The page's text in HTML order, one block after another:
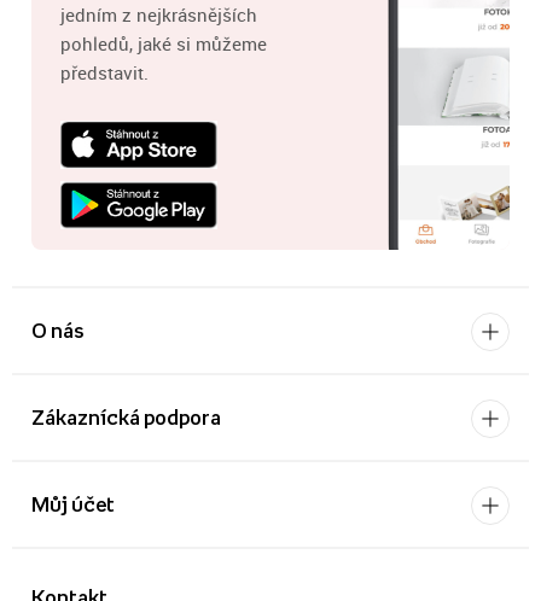
jedním z nejkrásnějších
pohledů, jaké si můžeme
představit.
O nás
Zákaznícká podpora
Můj účet